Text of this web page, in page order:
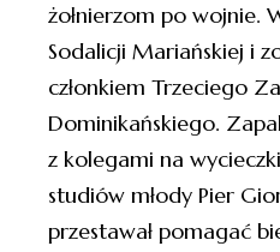
żołnierzom po wojnie.
Sodalicji Mariańskiej i
członkiem Trzeciego
Dominikańskiego.
z kolegami na
studiów młody Pier
przestawał pomagać